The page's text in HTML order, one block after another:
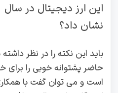
نشان داد؟
باید این نکته را در نظر
حاضر پشتوانه خوبی را برای
است و می توان گفت با